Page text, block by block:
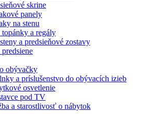
skrine
panely
na stenu
a regály
a predsieňové zostavy
obývačky
a príslušenstvo do obývacích izieb
osvetlenie
pod TV
a starostlivosť o nábytok